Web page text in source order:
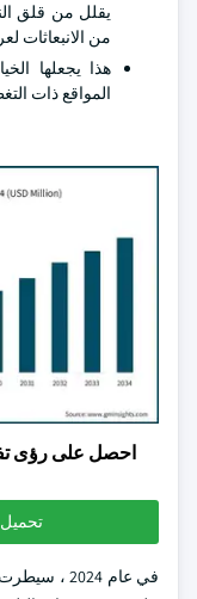
يقلل من قلق
من الانبعاثات
هذا يجعلها
المواقع ذات
احصل على رؤى
في عام